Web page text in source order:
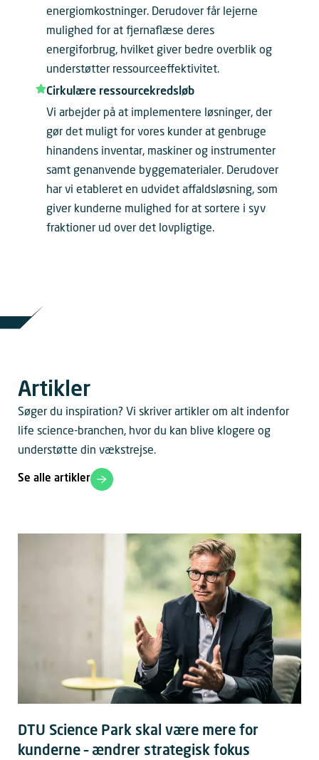
energiomkostninger. Derudover får lejerne
mulighed for at fjernaflæse deres
energiforbrug, hvilket giver bedre overblik og
understøtter ressourceeffektivitet.
Cirkulære ressourcekredsløb
Vi arbejder på at implementere løsninger, der
gør det muligt for vores kunder at genbruge
hinandens inventar, maskiner og instrumenter
samt genanvende byggematerialer. Derudover
har vi etableret en udvidet affaldsløsning, som
giver kunderne mulighed for at sortere i syv
fraktioner ud over det lovpligtige.
Artikler
Søger du inspiration? Vi skriver artikler om alt indenfor
life science-branchen, hvor du kan blive klogere og
understøtte din vækstrejse.
Se alle artikler
DTU Science Park skal være mere for
kunderne – ændrer strategisk fokus